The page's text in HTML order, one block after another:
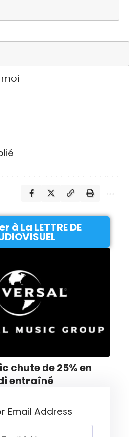
à La LETTRE DE
chute de 25% en
entraîné
Email Address